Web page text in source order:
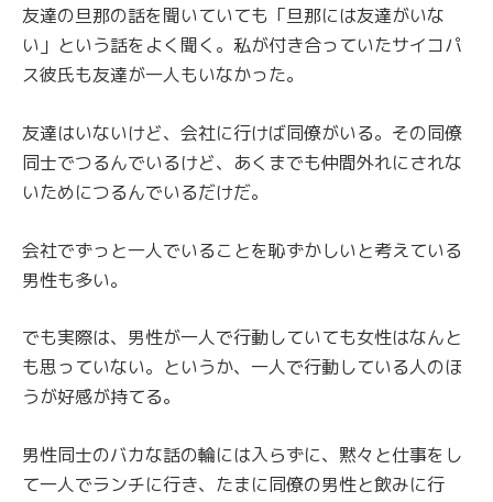
友達の旦那の話を聞いていても「旦那には友達がいな
い」という話をよく聞く。私が付き合っていたサイコパ
ス彼氏も友達が一人もいなかった。
友達はいないけど、会社に行けば同僚がいる。その同僚
同士でつるんでいるけど、あくまでも仲間外れにされな
いためにつるんでいるだけだ。
会社でずっと一人でいることを恥ずかしいと考えている
男性も多い。
でも実際は、男性が一人で行動していても女性はなんと
も思っていない。というか、一人で行動している人のほ
うが好感が持てる。
男性同士のバカな話の輪には入らずに、黙々と仕事をし
て一人でランチに行き、たまに同僚の男性と飲みに行